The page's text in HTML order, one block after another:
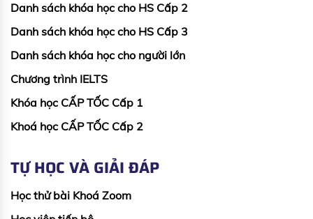
Danh sách khóa học cho HS Cấp 2
Danh sách khóa học cho HS Cấp 3
Danh sách khóa học cho người lớn
Chương trình IELTS
Khóa học CẤP TỐC Cấp 1
Khoá học CẤP TỐC Cấp 2
TỰ HỌC VÀ GIẢI ĐÁP
Học thử bài Khoá Zoom